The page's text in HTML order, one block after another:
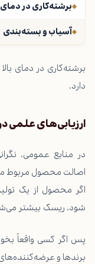
برشته‌کاری در دمای
آسیاب و بسته‌بندی
برشته‌کاری در دمای
دارد.
ارزیابی‌های علمی
در منابع عمومی،
اصالت محصول مربوط
اگر محصول از یک
شود، ریسک بیشتر
پس اگر کسی واقعاً
برندها و